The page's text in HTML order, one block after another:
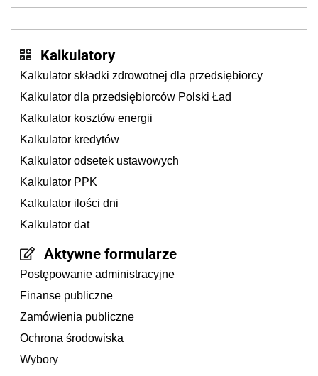
Kalkulatory
Kalkulator składki zdrowotnej dla przedsiębiorcy
Kalkulator dla przedsiębiorców Polski Ład
Kalkulator kosztów energii
Kalkulator kredytów
Kalkulator odsetek ustawowych
Kalkulator PPK
Kalkulator ilości dni
Kalkulator dat
Aktywne formularze
Postępowanie administracyjne
Finanse publiczne
Zamówienia publiczne
Ochrona środowiska
Wybory